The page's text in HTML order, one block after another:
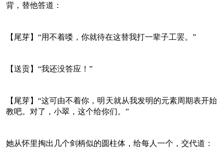
背，替他答道：
【尾芽】“用不着喽，你就待在这替我打一辈子工罢。”
【送贡】“我还没答应！”
【尾芽】“这可由不着你，明天就从我发明的元素周期表开始
教吧。对了，小翠，这个给你们。”
她从怀里掏出几个剑柄似的圆柱体，给每人一个，交代道：